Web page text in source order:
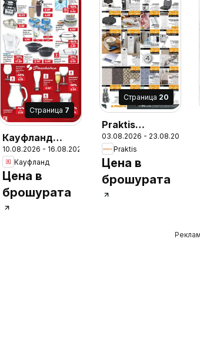
Cтраница 7
Кауфланд
брошура -
Вземи повече,
спести повече
с Kaufland с
валидност до
10.08.2026 - 16.08.2026
Кауфланд
Цена в
брошурата
Cтраница 20
Praktis
брошура -
Неустоими
предложения
03.08.2026 - 23.08.2026
Praktis
Цена в
брошурата